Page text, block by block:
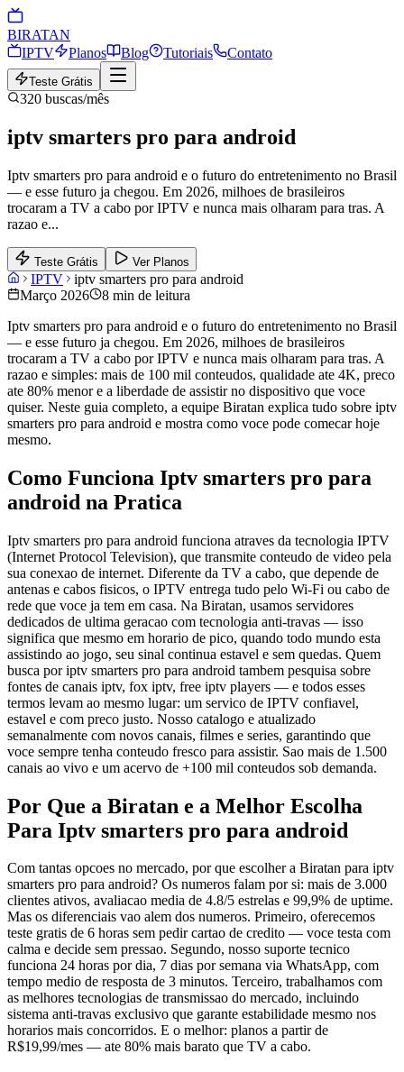
BIRATAN
IPTV
Planos Blog Tutoriais Contato
Teste Grátis
320 buscas/mês
iptv smarters pro para android
Iptv smarters pro para android e o futuro do entretenimento no Brasil
— e esse futuro ja chegou. Em 2026, milhoes de brasileiros
trocaram a TV a cabo por IPTV e nunca mais olharam para tras. A
razao e...
Teste Grátis Ver Planos
IPTV
iptv smarters pro para android
Março 2026
8 min de leitura
Iptv smarters pro para android e o futuro do entretenimento no Brasil
— e esse futuro ja chegou. Em 2026, milhoes de brasileiros
trocaram a TV a cabo por IPTV e nunca mais olharam para tras. A
razao e simples: mais de 100 mil conteudos, qualidade ate 4K, preco
ate 80% menor e a liberdade de assistir no dispositivo que voce
quiser. Neste guia completo, a equipe Biratan explica tudo sobre iptv
smarters pro para android e mostra como voce pode comecar hoje
mesmo.
Como Funciona Iptv smarters pro para
android na Pratica
Iptv smarters pro para android funciona atraves da tecnologia IPTV
(Internet Protocol Television), que transmite conteudo de video pela
sua conexao de internet. Diferente da TV a cabo, que depende de
antenas e cabos fisicos, o IPTV entrega tudo pelo Wi-Fi ou cabo de
rede que voce ja tem em casa. Na Biratan, usamos servidores
dedicados de ultima geracao com tecnologia anti-travas — isso
significa que mesmo em horario de pico, quando todo mundo esta
assistindo ao jogo, seu sinal continua estavel e sem quedas. Quem
busca por iptv smarters pro para android tambem pesquisa sobre
fontes de canais iptv, fox iptv, free iptv players — e todos esses
termos levam ao mesmo lugar: um servico de IPTV confiavel,
estavel e com preco justo. Nosso catalogo e atualizado
semanalmente com novos canais, filmes e series, garantindo que
voce sempre tenha conteudo fresco para assistir. Sao mais de 1.500
canais ao vivo e um acervo de +100 mil conteudos sob demanda.
Por Que a Biratan e a Melhor Escolha
Para Iptv smarters pro para android
Com tantas opcoes no mercado, por que escolher a Biratan para iptv
smarters pro para android? Os numeros falam por si: mais de 3.000
clientes ativos, avaliacao media de 4.8/5 estrelas e 99,9% de uptime.
Mas os diferenciais vao alem dos numeros. Primeiro, oferecemos
teste gratis de 6 horas sem pedir cartao de credito — voce testa com
calma e decide sem pressao. Segundo, nosso suporte tecnico
funciona 24 horas por dia, 7 dias por semana via WhatsApp, com
tempo medio de resposta de 3 minutos. Terceiro, trabalhamos com
as melhores tecnologias de transmissao do mercado, incluindo
sistema anti-travas exclusivo que garante estabilidade mesmo nos
horarios mais concorridos. E o melhor: planos a partir de
R$19,99/mes — ate 80% mais barato que TV a cabo.